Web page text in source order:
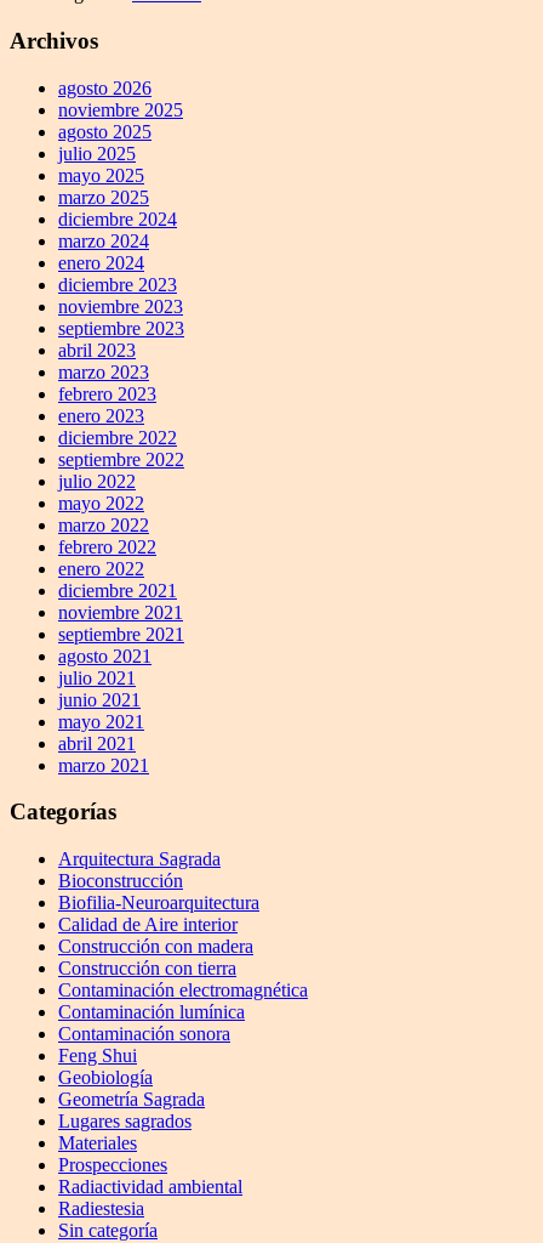
Archivos
agosto 2026
noviembre 2025
agosto 2025
julio 2025
mayo 2025
marzo 2025
diciembre 2024
marzo 2024
enero 2024
diciembre 2023
noviembre 2023
septiembre 2023
abril 2023
marzo 2023
febrero 2023
enero 2023
diciembre 2022
septiembre 2022
julio 2022
mayo 2022
marzo 2022
febrero 2022
enero 2022
diciembre 2021
noviembre 2021
septiembre 2021
agosto 2021
julio 2021
junio 2021
mayo 2021
abril 2021
marzo 2021
Categorías
Arquitectura Sagrada
Bioconstrucción
Biofilia-Neuroarquitectura
Calidad de Aire interior
Construcción con madera
Construcción con tierra
Contaminación electromagnética
Contaminación lumínica
Contaminación sonora
Feng Shui
Geobiología
Geometría Sagrada
Lugares sagrados
Materiales
Prospecciones
Radiactividad ambiental
Radiestesia
Sin categoría